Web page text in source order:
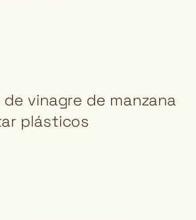
vinagre de manzana
plásticos